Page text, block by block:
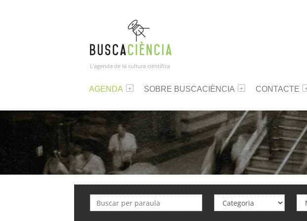
L’agenda de la cultura científica
AGENDA SOBRE BUSCACIÈNCIA CONTACTE